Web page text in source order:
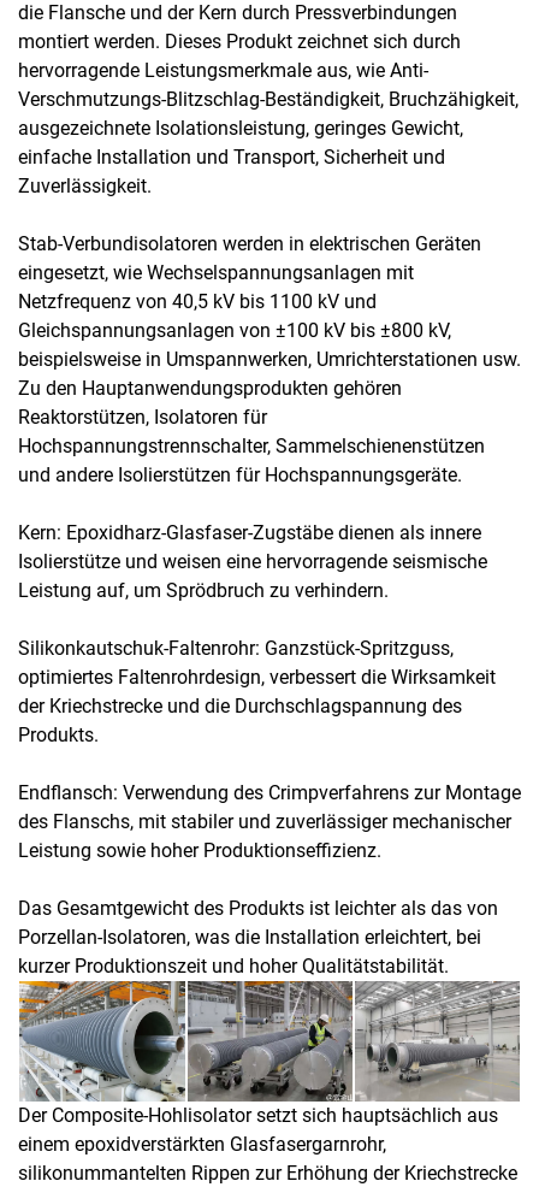
die Flansche und der Kern durch Pressverbindungen
montiert werden. Dieses Produkt zeichnet sich durch
hervorragende Leistungsmerkmale aus, wie Anti-
Verschmutzungs-Blitzschlag-Beständigkeit, Bruchzähigkeit,
ausgezeichnete Isolationsleistung, geringes Gewicht,
einfache Installation und Transport, Sicherheit und
Zuverlässigkeit.
Stab-Verbundisolatoren werden in elektrischen Geräten
eingesetzt, wie Wechselspannungsanlagen mit
Netzfrequenz von 40,5 kV bis 1100 kV und
Gleichspannungsanlagen von ±100 kV bis ±800 kV,
beispielsweise in Umspannwerken, Umrichterstationen usw.
Zu den Hauptanwendungsprodukten gehören
Reaktorstützen, Isolatoren für
Hochspannungstrennschalter, Sammelschienenstützen
und andere Isolierstützen für Hochspannungsgeräte.
Kern: Epoxidharz-Glasfaser-Zugstäbe dienen als innere
Isolierstütze und weisen eine hervorragende seismische
Leistung auf, um Sprödbruch zu verhindern.
Silikonkautschuk-Faltenrohr: Ganzstück-Spritzguss,
optimiertes Faltenrohrdesign, verbessert die Wirksamkeit
der Kriechstrecke und die Durchschlagspannung des
Produkts.
Endflansch: Verwendung des Crimpverfahrens zur Montage
des Flanschs, mit stabiler und zuverlässiger mechanischer
Leistung sowie hoher Produktionseffizienz.
Das Gesamtgewicht des Produkts ist leichter als das von
Porzellan-Isolatoren, was die Installation erleichtert, bei
kurzer Produktionszeit und hoher Qualitätstabilität.
Der Composite-Hohlisolator setzt sich hauptsächlich aus
einem epoxidverstärkten Glasfasergarnrohr,
silikonummantelten Rippen zur Erhöhung der Kriechstrecke